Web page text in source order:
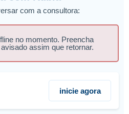
com a consultora:
no momento. Preencha
assim que retornar.
inicie agora